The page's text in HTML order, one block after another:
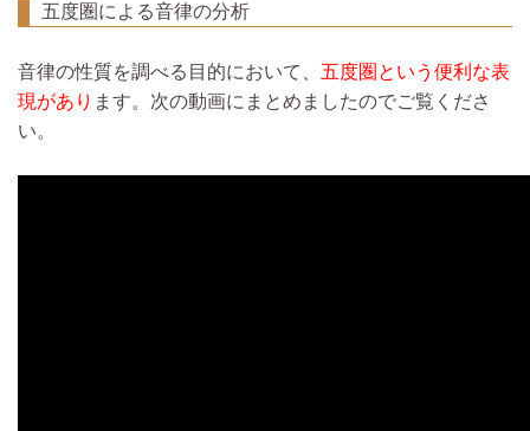
五度圏による音律の分析
音律の性質を調べる目的において、 五度圏という便利な表
現があり ます。次の動画にまとめましたのでご覧くださ
い。